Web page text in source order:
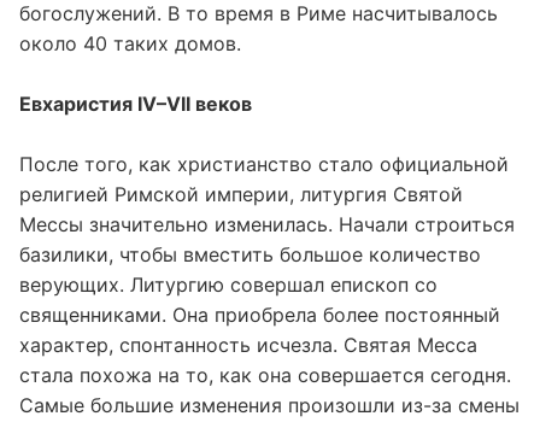
богослужений. В то время в Риме насчитывалось
около 40 таких домов.
Евхаристия IV–VII веков
После того, как христианство стало официальной
религией Римской империи, литургия Святой
Мессы значительно изменилась. Начали строиться
базилики, чтобы вместить большое количество
верующих. Литургию совершал епископ со
священниками. Она приобрела более постоянный
характер, спонтанность исчезла. Святая Месса
стала похожа на то, как она совершается сегодня.
Самые большие изменения произошли из-за смены